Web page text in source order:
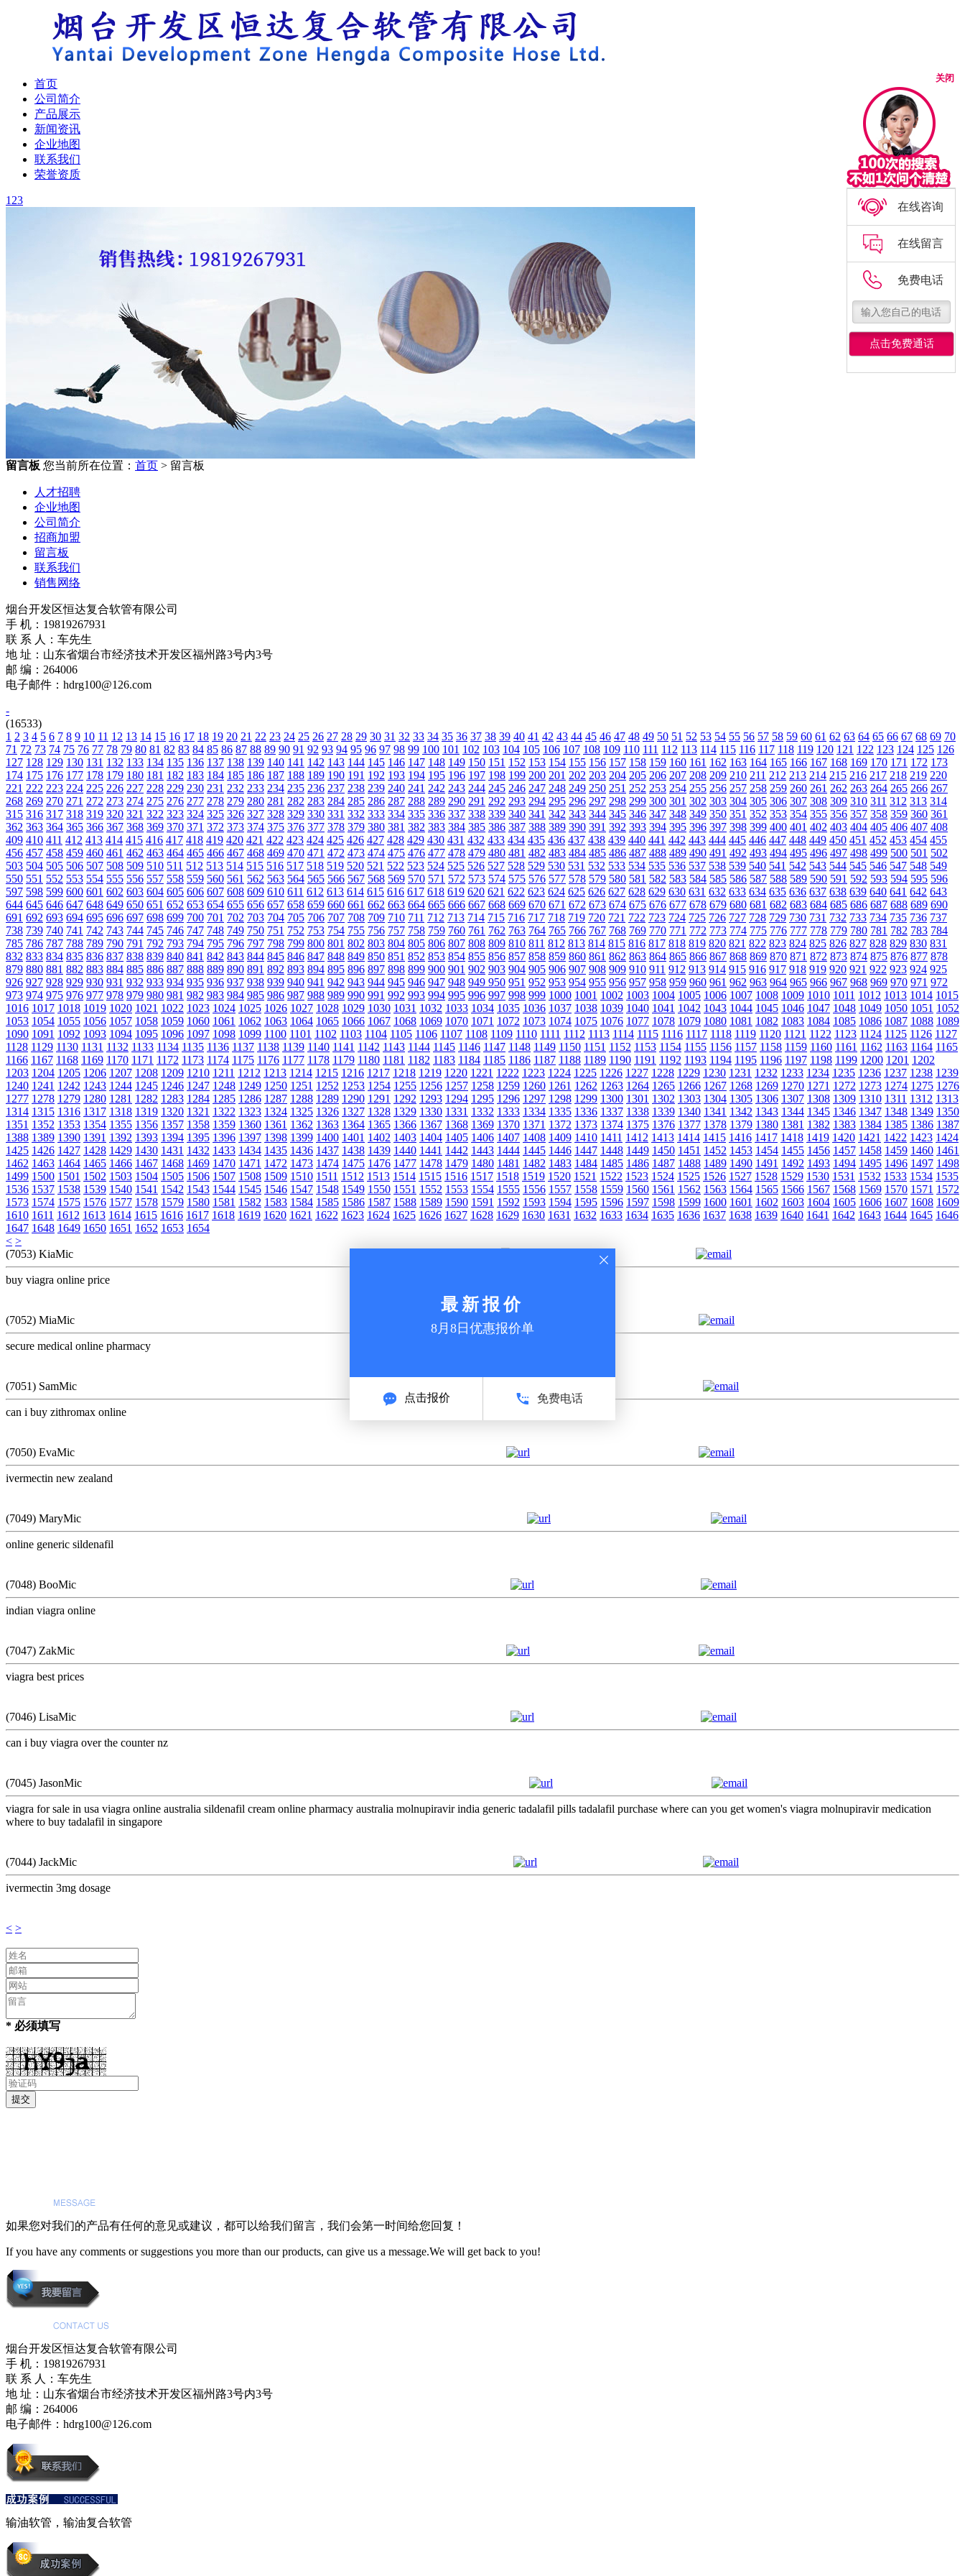
首页
公司简介
产品展示
新闻资讯
企业地图
联系我们
荣誉资质
1 23
留言板 您当前所在位置： 首页 > 留言板
人才招聘
企业地图
公司简介
招商加盟
留言板
联系我们
销售网络
烟台开发区恒达复合软管有限公司
手 机：19819267931
联 系 人：车先生
地 址：山东省烟台市经济技术开发区福州路3号内3号
邮 编：264006
电子邮件：hdrg100@126.com
-
(16533)
1 2 3 4 5 6 7 8 9 10 11 12 13 14 15 16 17 18 19 20 21 22 23 24 25 26 27 28 29 30 31 32 33 34 35 36 37 38 39 40 41 42 43 44 45 46 47 48 49 50 51 52 53 54 55 56 57 58 59 60 61 62 63 64 65 66 67 68 69 70
71 72 73 74 75 76 77 78 79 80 81 82 83 84 85 86 87 88 89 90 91 92 93 94 95 96 97 98 99 100 101 102 103 104 105 106 107 108 109 110 111 112 113 114 115 116 117 118 119 120 121 122 123 124 125 126
127 128 129 130 131 132 133 134 135 136 137 138 139 140 141 142 143 144 145 146 147 148 149 150 151 152 153 154 155 156 157 158 159 160 161 162 163 164 165 166 167 168 169 170 171 172 173
174 175 176 177 178 179 180 181 182 183 184 185 186 187 188 189 190 191 192 193 194 195 196 197 198 199 200 201 202 203 204 205 206 207 208 209 210 211 212 213 214 215 216 217 218 219 220
221 222 223 224 225 226 227 228 229 230 231 232 233 234 235 236 237 238 239 240 241 242 243 244 245 246 247 248 249 250 251 252 253 254 255 256 257 258 259 260 261 262 263 264 265 266 267
268 269 270 271 272 273 274 275 276 277 278 279 280 281 282 283 284 285 286 287 288 289 290 291 292 293 294 295 296 297 298 299 300 301 302 303 304 305 306 307 308 309 310 311 312 313 314
315 316 317 318 319 320 321 322 323 324 325 326 327 328 329 330 331 332 333 334 335 336 337 338 339 340 341 342 343 344 345 346 347 348 349 350 351 352 353 354 355 356 357 358 359 360 361
362 363 364 365 366 367 368 369 370 371 372 373 374 375 376 377 378 379 380 381 382 383 384 385 386 387 388 389 390 391 392 393 394 395 396 397 398 399 400 401 402 403 404 405 406 407 408
409 410 411 412 413 414 415 416 417 418 419 420 421 422 423 424 425 426 427 428 429 430 431 432 433 434 435 436 437 438 439 440 441 442 443 444 445 446 447 448 449 450 451 452 453 454 455
456 457 458 459 460 461 462 463 464 465 466 467 468 469 470 471 472 473 474 475 476 477 478 479 480 481 482 483 484 485 486 487 488 489 490 491 492 493 494 495 496 497 498 499 500 501 502
503 504 505 506 507 508 509 510 511 512 513 514 515 516 517 518 519 520 521 522 523 524 525 526 527 528 529 530 531 532 533 534 535 536 537 538 539 540 541 542 543 544 545 546 547 548 549
550 551 552 553 554 555 556 557 558 559 560 561 562 563 564 565 566 567 568 569 570 571 572 573 574 575 576 577 578 579 580 581 582 583 584 585 586 587 588 589 590 591 592 593 594 595 596
597 598 599 600 601 602 603 604 605 606 607 608 609 610 611 612 613 614 615 616 617 618 619 620 621 622 623 624 625 626 627 628 629 630 631 632 633 634 635 636 637 638 639 640 641 642 643
644 645 646 647 648 649 650 651 652 653 654 655 656 657 658 659 660 661 662 663 664 665 666 667 668 669 670 671 672 673 674 675 676 677 678 679 680 681 682 683 684 685 686 687 688 689 690
691 692 693 694 695 696 697 698 699 700 701 702 703 704 705 706 707 708 709 710 711 712 713 714 715 716 717 718 719 720 721 722 723 724 725 726 727 728 729 730 731 732 733 734 735 736 737
738 739 740 741 742 743 744 745 746 747 748 749 750 751 752 753 754 755 756 757 758 759 760 761 762 763 764 765 766 767 768 769 770 771 772 773 774 775 776 777 778 779 780 781 782 783 784
785 786 787 788 789 790 791 792 793 794 795 796 797 798 799 800 801 802 803 804 805 806 807 808 809 810 811 812 813 814 815 816 817 818 819 820 821 822 823 824 825 826 827 828 829 830 831
832 833 834 835 836 837 838 839 840 841 842 843 844 845 846 847 848 849 850 851 852 853 854 855 856 857 858 859 860 861 862 863 864 865 866 867 868 869 870 871 872 873 874 875 876 877 878
879 880 881 882 883 884 885 886 887 888 889 890 891 892 893 894 895 896 897 898 899 900 901 902 903 904 905 906 907 908 909 910 911 912 913 914 915 916 917 918 919 920 921 922 923 924 925
926 927 928 929 930 931 932 933 934 935 936 937 938 939 940 941 942 943 944 945 946 947 948 949 950 951 952 953 954 955 956 957 958 959 960 961 962 963 964 965 966 967 968 969 970 971 972
973 974 975 976 977 978 979 980 981 982 983 984 985 986 987 988 989 990 991 992 993 994 995 996 997 998 999 1000 1001 1002 1003 1004 1005 1006 1007 1008 1009 1010 1011 1012 1013 1014 1015
1016 1017 1018 1019 1020 1021 1022 1023 1024 1025 1026 1027 1028 1029 1030 1031 1032 1033 1034 1035 1036 1037 1038 1039 1040 1041 1042 1043 1044 1045 1046 1047 1048 1049 1050 1051 1052
1053 1054 1055 1056 1057 1058 1059 1060 1061 1062 1063 1064 1065 1066 1067 1068 1069 1070 1071 1072 1073 1074 1075 1076 1077 1078 1079 1080 1081 1082 1083 1084 1085 1086 1087 1088 1089
1090 1091 1092 1093 1094 1095 1096 1097 1098 1099 1100 1101 1102 1103 1104 1105 1106 1107 1108 1109 1110 1111 1112 1113 1114 1115 1116 1117 1118 1119 1120 1121 1122 1123 1124 1125 1126 1127
1128 1129 1130 1131 1132 1133 1134 1135 1136 1137 1138 1139 1140 1141 1142 1143 1144 1145 1146 1147 1148 1149 1150 1151 1152 1153 1154 1155 1156 1157 1158 1159 1160 1161 1162 1163 1164 1165
1166 1167 1168 1169 1170 1171 1172 1173 1174 1175 1176 1177 1178 1179 1180 1181 1182 1183 1184 1185 1186 1187 1188 1189 1190 1191 1192 1193 1194 1195 1196 1197 1198 1199 1200 1201 1202
1203 1204 1205 1206 1207 1208 1209 1210 1211 1212 1213 1214 1215 1216 1217 1218 1219 1220 1221 1222 1223 1224 1225 1226 1227 1228 1229 1230 1231 1232 1233 1234 1235 1236 1237 1238 1239
1240 1241 1242 1243 1244 1245 1246 1247 1248 1249 1250 1251 1252 1253 1254 1255 1256 1257 1258 1259 1260 1261 1262 1263 1264 1265 1266 1267 1268 1269 1270 1271 1272 1273 1274 1275 1276
1277 1278 1279 1280 1281 1282 1283 1284 1285 1286 1287 1288 1289 1290 1291 1292 1293 1294 1295 1296 1297 1298 1299 1300 1301 1302 1303 1304 1305 1306 1307 1308 1309 1310 1311 1312 1313
1314 1315 1316 1317 1318 1319 1320 1321 1322 1323 1324 1325 1326 1327 1328 1329 1330 1331 1332 1333 1334 1335 1336 1337 1338 1339 1340 1341 1342 1343 1344 1345 1346 1347 1348 1349 1350
1351 1352 1353 1354 1355 1356 1357 1358 1359 1360 1361 1362 1363 1364 1365 1366 1367 1368 1369 1370 1371 1372 1373 1374 1375 1376 1377 1378 1379 1380 1381 1382 1383 1384 1385 1386 1387
1388 1389 1390 1391 1392 1393 1394 1395 1396 1397 1398 1399 1400 1401 1402 1403 1404 1405 1406 1407 1408 1409 1410 1411 1412 1413 1414 1415 1416 1417 1418 1419 1420 1421 1422 1423 1424
1425 1426 1427 1428 1429 1430 1431 1432 1433 1434 1435 1436 1437 1438 1439 1440 1441 1442 1443 1444 1445 1446 1447 1448 1449 1450 1451 1452 1453 1454 1455 1456 1457 1458 1459 1460 1461
1462 1463 1464 1465 1466 1467 1468 1469 1470 1471 1472 1473 1474 1475 1476 1477 1478 1479 1480 1481 1482 1483 1484 1485 1486 1487 1488 1489 1490 1491 1492 1493 1494 1495 1496 1497 1498
1499 1500 1501 1502 1503 1504 1505 1506 1507 1508 1509 1510 1511 1512 1513 1514 1515 1516 1517 1518 1519 1520 1521 1522 1523 1524 1525 1526 1527 1528 1529 1530 1531 1532 1533 1534 1535
1536 1537 1538 1539 1540 1541 1542 1543 1544 1545 1546 1547 1548 1549 1550 1551 1552 1553 1554 1555 1556 1557 1558 1559 1560 1561 1562 1563 1564 1565 1566 1567 1568 1569 1570 1571 1572
1573 1574 1575 1576 1577 1578 1579 1580 1581 1582 1583 1584 1585 1586 1587 1588 1589 1590 1591 1592 1593 1594 1595 1596 1597 1598 1599 1600 1601 1602 1603 1604 1605 1606 1607 1608 1609
1610 1611 1612 1613 1614 1615 1616 1617 1618 1619 1620 1621 1622 1623 1624 1625 1626 1627 1628 1629 1630 1631 1632 1633 1634 1635 1636 1637 1638 1639 1640 1641 1642 1643 1644 1645 1646
1647 1648 1649 1650 1651 1652 1653 1654
< >
(7053) KiaMic
buy viagra online price
(7052) MiaMic
secure medical online pharmacy
(7051) SamMic
can i buy zithromax online
(7050) EvaMic
ivermectin new zealand
(7049) MaryMic
online generic sildenafil
(7048) BooMic
indian viagra online
(7047) ZakMic
viagra best prices
(7046) LisaMic
can i buy viagra over the counter nz
(7045) JasonMic
viagra for sale in usa viagra online australia sildenafil cream online pharmacy australia molnupiravir india generic tadalafil pills tadalafil purchase where can you get women's viagra molnupiravir medication
where to buy tadalafil in singapore
(7044) JackMic
ivermectin 3mg dosage
< >
* 必须填写
如果您对我们的产品有任何的意见或建议，都可以给我们留言，我们会第一时间给您回复！
If you have any comments or suggestions you more than our products, can give us a message.We will get back to you!
烟台开发区恒达复合软管有限公司
手 机：19819267931
联 系 人：车先生
地 址：山东省烟台市经济技术开发区福州路3号内3号
邮 编：264006
电子邮件：hdrg100@126.com
输油软管，输油复合软管